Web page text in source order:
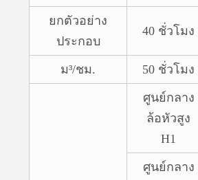
ยกตัวอย่าง
ประกอบ
40 ชั่วโมง
ม³/ชม. 50 ชั่วโมง
ศูนย์กลาง
ล้อหัวสูง
H1
ศูนย์กลาง